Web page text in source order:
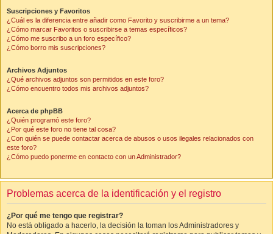
Suscripciones y Favoritos
¿Cuál es la diferencia entre añadir como Favorito y suscribirme a un tema?
¿Cómo marcar Favoritos o suscribirse a temas específicos?
¿Cómo me suscribo a un foro específico?
¿Cómo borro mis suscripciones?
Archivos Adjuntos
¿Qué archivos adjuntos son permitidos en este foro?
¿Cómo encuentro todos mis archivos adjuntos?
Acerca de phpBB
¿Quién programó este foro?
¿Por qué este foro no tiene tal cosa?
¿Con quién se puede contactar acerca de abusos o usos ilegales relacionados con
este foro?
¿Cómo puedo ponerme en contacto con un Administrador?
Problemas acerca de la identificación y el registro
¿Por qué me tengo que registrar?
No está obligado a hacerlo, la decisión la toman los Administradores y